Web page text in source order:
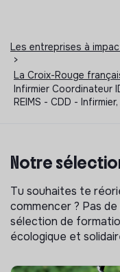
Les entreprises à
>
La Croix-Rouge
Infirmier Coordinateur
REIMS - CDD -
Notre
Tu souhaites te
commencer ? Pas
sélection de
écologique et